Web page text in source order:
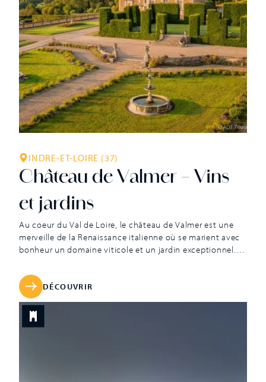
INDRE-ET-LOIRE (37)
Château de Valmer – Vins
et jardins
Au coeur du Val de Loire, le château de Valmer est une
merveille de la Renaissance italienne où se marient avec
bonheur un domaine viticole et un jardin exceptionnel.
sont dans l’enceinte historique du parc clos de murs. Les
longues caves de tuffeau voient vieillir les grands vins de
ce château à la tradition viticole remontant jusqu’au XVIe
siècle. Jean de Saint Venant est aujourd’hui la cinquième
génération à travailler avec passion les vignes du château
DÉCOUVRIR